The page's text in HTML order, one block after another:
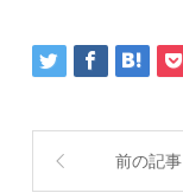
前の記事